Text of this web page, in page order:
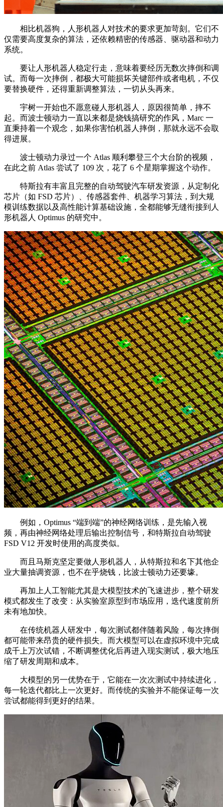
相比机器狗，人形机器人对技术的要求更加苛刻。它们不
仅需要高度复杂的算法，还依赖精密的传感器、驱动器和动力
系统。
要让人形机器人稳定行走，意味着要经历无数次摔倒和调
试。而每一次摔倒，都极大可能损坏关键部件或者电机，不仅
要替换硬件，还得重新调整算法，一切从头再来。
宇树一开始也不愿意碰人形机器人，原因很简单，摔不
起。而波士顿动力一直以来都是烧钱搞研究的作风，Marc 一
直秉持着一个观念，如果你害怕机器人摔倒，那就永远不会取
得进展。
波士顿动力录过一个 Atlas 顺利攀登三个大台阶的视频，
在此之前 Atlas 尝试了 109 次，花了 6 个星期掌握这个动作。
特斯拉有丰富且完整的自动驾驶汽车研发资源，从定制化
芯片（如 FSD 芯片）、传感器套件、机器学习算法，到大规
模训练数据以及高性能计算基础设施，全都能够无缝衔接到人
形机器人 Optimus 的研究中。
例如，Optimus “端到端”的神经网络训练，是先输入视
频，再由神经网络处理后输出控制信号，和特斯拉自动驾驶
FSD V12 开发时使用的高度类似。
而且马斯克坚定要做人形机器人，从特斯拉和名下其他企
业大量抽调资源，也不在乎烧钱，比波士顿动力还要壕。
再加上人工智能尤其是大模型技术的飞速进步，整个研发
模式都发生了改变：从实验室原型到市场应用，迭代速度前所
未有地加快。
在传统机器人研发中，每次测试都伴随着风险，每次摔倒
都可能带来昂贵的硬件损失。而大模型可以在虚拟环境中完成
成千上万次试错，不断调整优化后再进入现实测试，极大地压
缩了研发周期和成本。
大模型的另一优势在于，它能在一次次测试中持续进化，
每一轮迭代都比上一次更好。而传统的实验并不能保证每一次
尝试都能得到更好的结果。